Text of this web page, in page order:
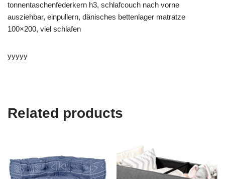
tonnentaschenfederkern h3, schlafcouch nach vorne
ausziehbar, einpullern, dänisches bettenlager matratze
100×200, viel schlafen
yyyyy
Related products